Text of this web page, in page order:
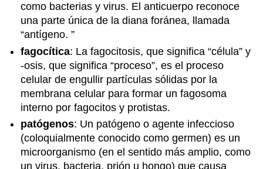
como bacterias y virus. El anticuerpo reconoce
una parte única de la diana foránea, llamada
“antígeno. ”
fagocítica: La fagocitosis, que significa “célula” y
-osis, que significa “proceso”, es el proceso
celular de engullir partículas sólidas por la
membrana celular para formar un fagosoma
interno por fagocitos y protistas.
patógenos: Un patógeno o agente infeccioso
(coloquialmente conocido como germen) es un
microorganismo (en el sentido más amplio, como
un virus, bacteria, prión u hongo) que causa